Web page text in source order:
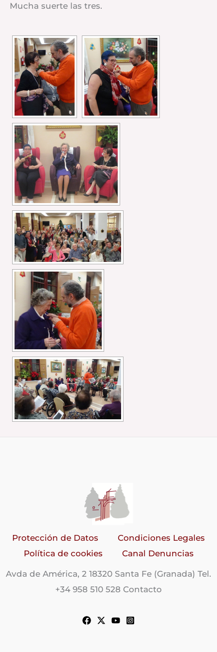
Mucha suerte las tres.
Protección de Datos
Condiciones Legales
Política de cookies
Canal Denuncias
Avda de América, 2 18320 Santa Fe (Granada) Tel.
+34 958 510 528 Contacto